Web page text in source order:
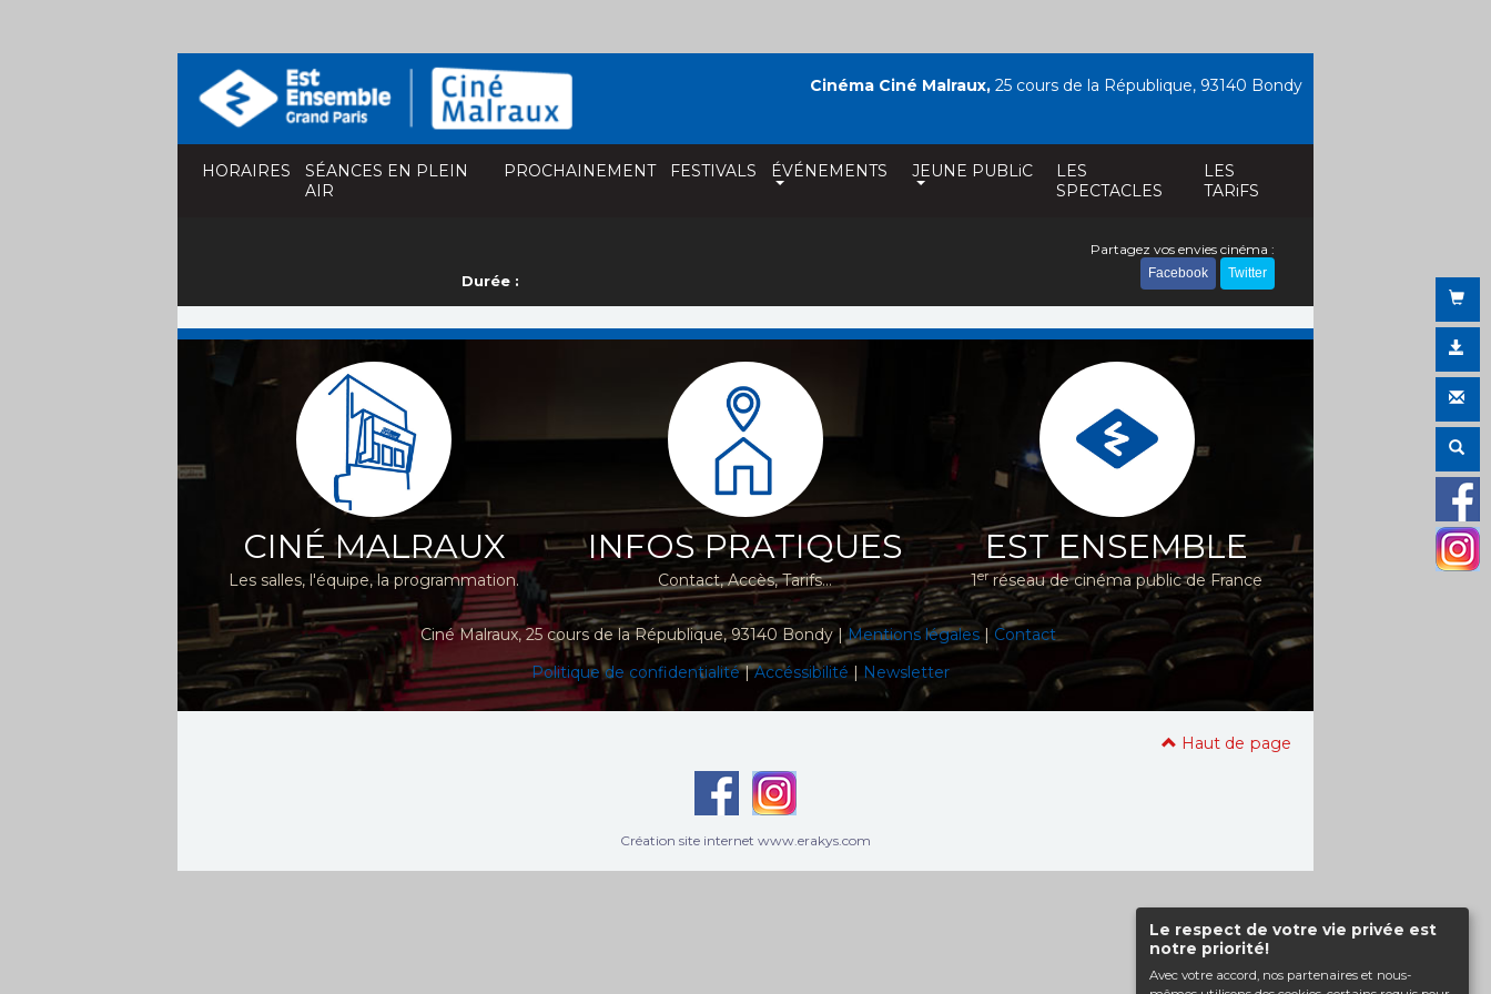
Le respect de votre vie privée est
notre priorité!
Avec votre accord, nos partenaires et nous-
HORAIRES
SÉANCES EN PLEIN
AIR
PROCHAINEMENT FESTIVALS ÉVÉNEMENTS JEUNE PUBLiC
LES
SPECTACLES
LES
TARiFS
Cinéma Ciné Malraux, 25 cours de la République, 93140 Bondy
Durée :
Partagez vos envies cinéma :
Facebook Twitter
CINÉ MALRAUX
Les salles, l'équipe, la programmation.
INFOS PRATIQUES
Contact, Accès, Tarifs...
EST ENSEMBLE
1erréseau de cinéma public de France
Ciné Malraux, 25 cours de la République, 93140 Bondy |Mentions légales| Contact
Politique de confidentialité|Accéssibilité | Newsletter
Haut de page
Création site internet www.erakys.com